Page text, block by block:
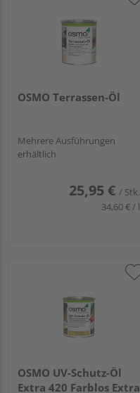
OSMO Terrassen-Öl
Mehrere Ausführungen
erhältlich
25,95 € / Stk.
34,60 € / l
OSMO UV-Schutz-Öl
Extra 420 Farblos Extra